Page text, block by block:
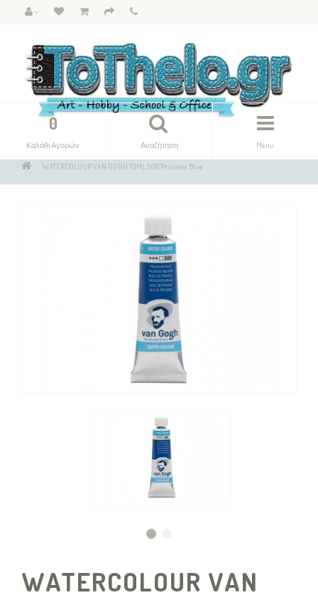
Menu
Αναζήτηση
0
Καλάθι Αγορών
WATERCOLOUR VAN GOGH 10ML 508 Prussian Blue
WATERCOLOUR VAN